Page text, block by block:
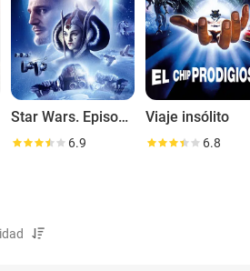
Star Wars. Episodio I: La amenaza fantasma
6.9
Viaje insólito
6.8